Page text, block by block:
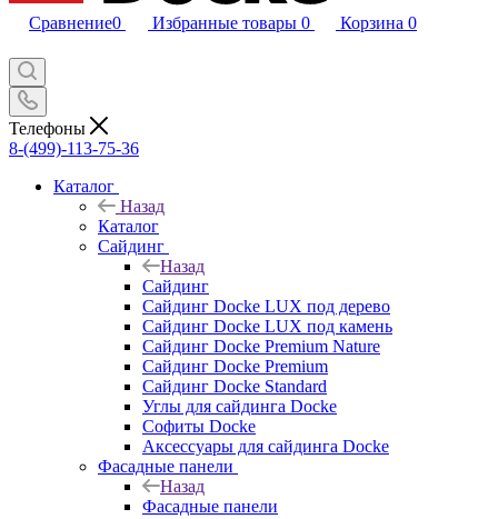
Сравнение0 Избранные товары 0 Корзина 0
Телефоны
8-(499)-113-75-36
Каталог
Назад
Каталог
Сайдинг
Назад
Сайдинг
Сайдинг Docke LUX под дерево
Сайдинг Docke LUX под камень
Сайдинг Docke Premium Nature
Сайдинг Docke Premium
Сайдинг Docke Standard
Углы для сайдинга Docke
Софиты Docke
Аксессуары для сайдинга Docke
Фасадные панели
Назад
Фасадные панели